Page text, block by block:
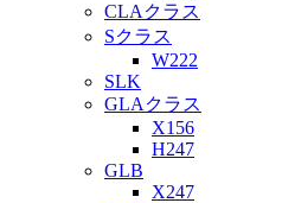
CLAクラス
Sクラス
W222
SLK
GLAクラス
X156
H247
GLB
X247